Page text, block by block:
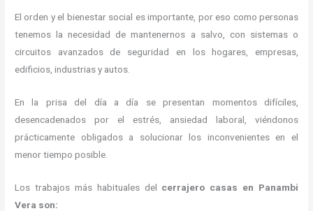
El orden y el bienestar social es importante, por eso como personas
tenemos la necesidad de mantenernos a salvo, con sistemas o
circuitos avanzados de seguridad en los hogares, empresas,
edificios, industrias y autos.
En la prisa del día a día se presentan momentos difíciles,
desencadenados por el estrés, ansiedad laboral, viéndonos
prácticamente obligados a solucionar los inconvenientes en el
menor tiempo posible.
Los trabajos más habituales del cerrajero casas en Panambi
Vera son: